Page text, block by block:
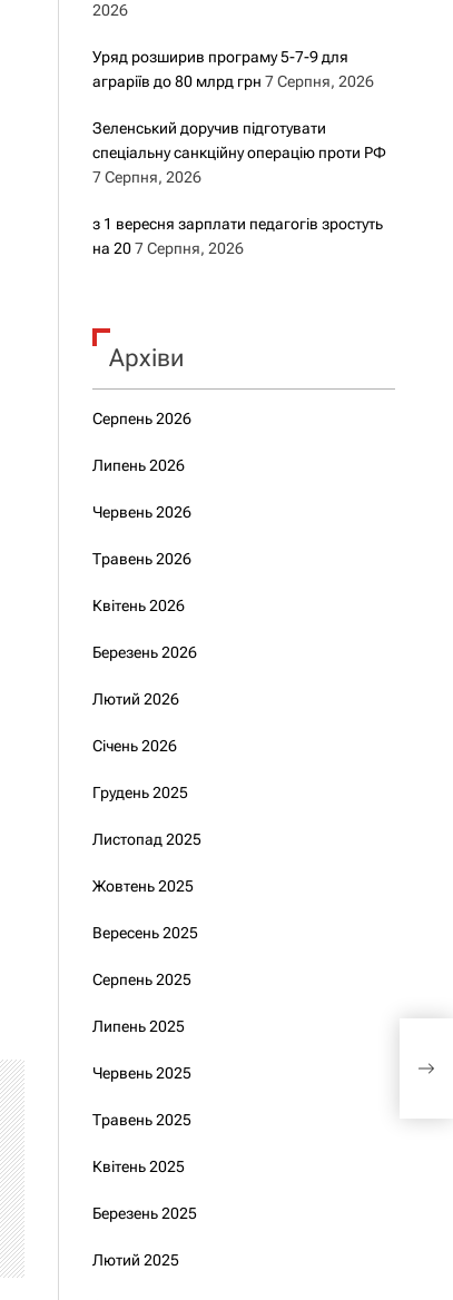
2026
Уряд розширив програму 5-7-9 для
аграріїв до 80 млрд грн 7 Серпня, 2026
Зеленський доручив підготувати
спеціальну санкційну операцію проти РФ
7 Серпня, 2026
з 1 вересня зарплати педагогів зростуть
на 20 7 Серпня, 2026
Архіви
Серпень 2026
Липень 2026
Червень 2026
Травень 2026
Квітень 2026
Березень 2026
Лютий 2026
Січень 2026
Грудень 2025
Листопад 2025
Жовтень 2025
Вересень 2025
Серпень 2025
Липень 2025
Червень 2025
Травень 2025
Квітень 2025
Березень 2025
Лютий 2025